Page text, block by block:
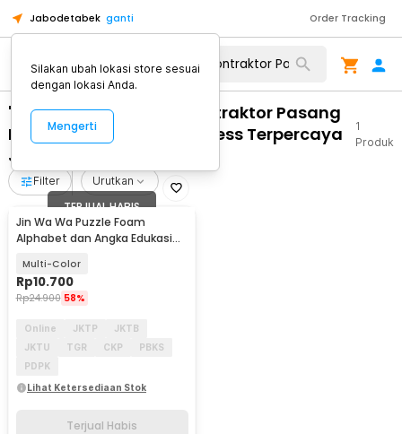
Jabodetabek ganti Order Tracking
"WA 0859 3970 0884 Kontraktor Pasang
Partisi Kaca Lipat Frameless Terpercaya
Jebres Surakarta"
1
Produk
Filter Urutkan
TERJUAL HABIS
Jin Wa Wa Puzzle Foam
Alphabet dan Angka Edukasi
Multi-Color
Rp10.700
Rp24.900 58%
Online JKTP
JKTB
JKTU
TGR CKP
PBKS
PDPK
Lihat Ketersediaan Stok
Terjual Habis
Silakan ubah lokasi store sesuai
dengan lokasi Anda.
Mengerti